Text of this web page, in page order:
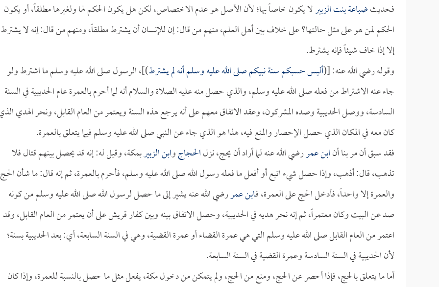
فحديثضباعة بنت الزبيرلا يكون خاصاً بها؛ لأن الأصل هو عدم الاختصاص، لكن هل يكون الحكم لها ولغيرها مطلقاً، أو يكون
الحكم لمن هو على مثل حالتها؟ على خلاف بين أهل العلم، منهم من قال: إن للإنسان أن يشترط مطلقاً، ومنهم من قال: إنه لا يشترط
إلا إذا خاف شيئاً فإنه يشترط.
وقوله رضي الله عنه: [(أليس حسبكم سنة نبيكم صلى الله عليه وسلم أنه لم يشترط)]، الرسول صلى الله عليه وسلم ما اشترط ولو
جاء عنه الاشتراط من فعله صلى الله عليه وسلم، والذي حصل منه عليه الصلاة والسلام أنه لما أحرم بالعمرة عام الحديبية في السنة
السادسة، ووصل الحديبية وصده المشركون، وعقد الاتفاق معهم على أنه يرجع هذه السنة ويعتمر من العام القابل، ونحر الهدي
كان معه في المكان الذي حصل الإحصار والمنع فيه، هذا هو الذي جاء عن النبي صلى الله عليه وسلم فيما يتعلق بالعمرة.
فقد سبق أن مر بنا أنابن عمررضي الله عنه لما أراد أن يحج، نزلالحجاجوابن الزبيربمكة، وقيل له: إنه قد يحصل بينهم قتال فلا
تذهب، قال: أذهب، وإذا حصل شيء اتبع أو أفعل ما فعله رسول الله صلى الله عليه وسلم، فأحرم بالعمرة، ثم إنه قال: ما شأن الحج
والعمرة إلا واحداً، فأدخل الحج على العمرة، فـابن عمررضي الله عنه يشير إلى ما حصل لرسول الله صلى الله عليه وسلم من كونه
صد عن البيت وكان معتمراً، ثم إنه نحر هديه في الحديبية، وحصل الاتفاق بينه وبين كفار قريش على أن يعتمر من العام القابل، وقد
اعتمر من العام القابل صلى الله عليه وسلم التي هي عمرة القضاء أو عمرة القضية، وهي في السنة السابعة، أي: بعد الحديبية بسنة؛
لأن الحديبية في السنة السادسة وعمرة القضية في السنة السابعة.
أما ما يتعلق بالحج، فإذا أحصر عن الحج، ومنع من الحج، ولم يتمكن من دخول مكة، يفعل مثل ما حصل بالنسبة للعمرة، وإذا كان